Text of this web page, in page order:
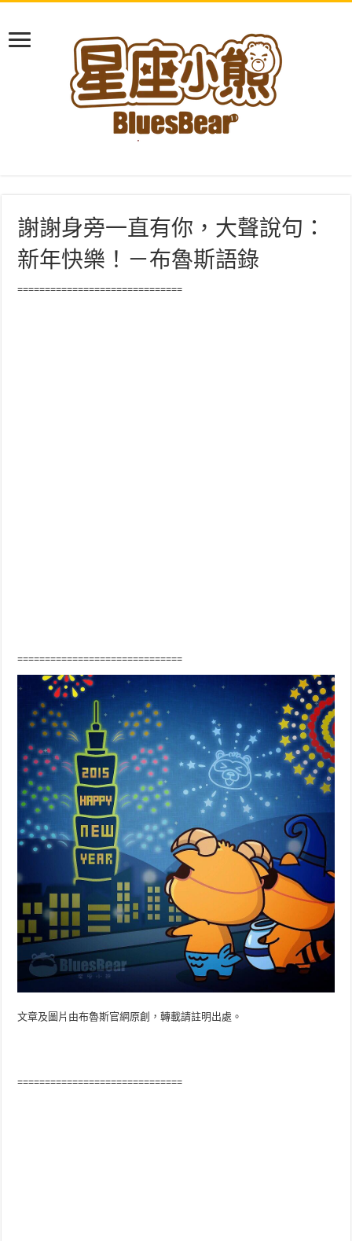
謝謝身旁一直有你，大聲說句：
新年快樂！－布魯斯語錄
==============================
==============================
文章及圖片由布魯斯官網原創，轉載請註明出處。
==============================